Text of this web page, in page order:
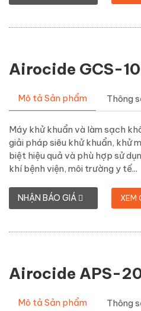
Airocide GCS-
Mô tả Sản phẩm Thông
Máy khử khuẩn và làm sạch
giải pháp siêu khử khuẩn, khử
biệt hiệu quả và phù hợp sử
khí bệnh viện, môi trường y tế...
NHẬN BÁO GIÁ XEM
Airocide APS-
Mô tả Sản phẩm Thông